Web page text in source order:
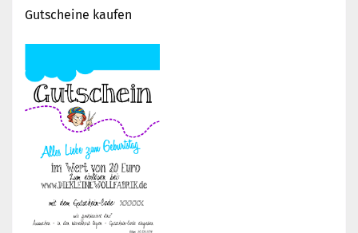
Gutscheine kaufen